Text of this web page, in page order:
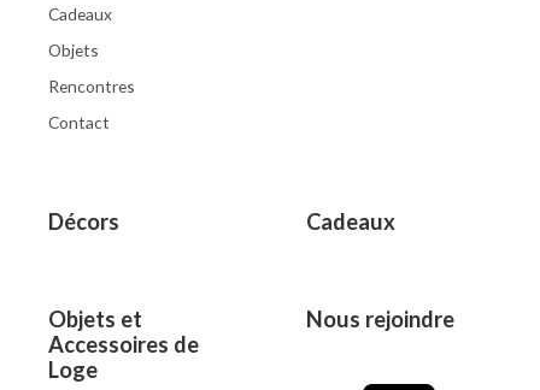
Cadeaux
Objets
Rencontres
Contact
Décors Cadeaux
Objets et
Accessoires de
Loge
Nous rejoindre